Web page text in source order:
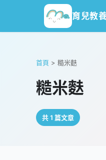
育兒教
首頁 > 糙米麩
糙米麩
共 1 篇文章